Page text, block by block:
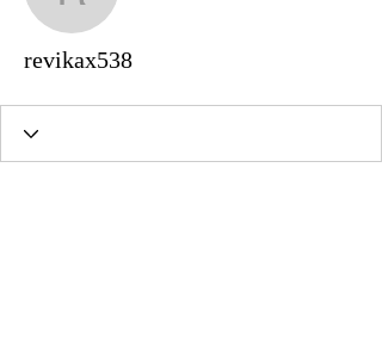
revikax538